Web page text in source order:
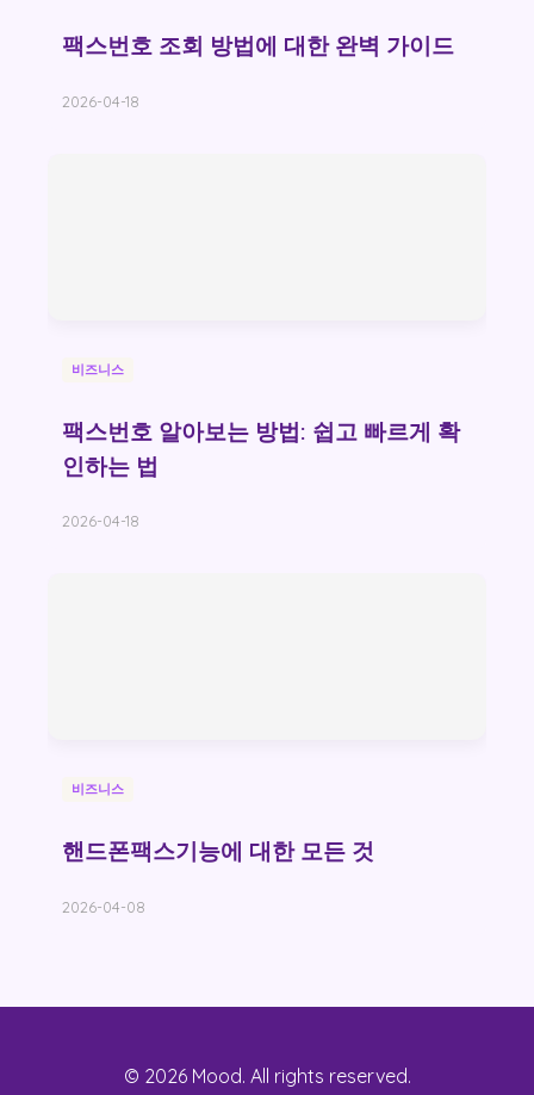
팩스번호 조회 방법에 대한 완벽 가이드
2026-04-18
비즈니스
팩스번호 알아보는 방법: 쉽고 빠르게 확
인하는 법
2026-04-18
비즈니스
핸드폰팩스기능에 대한 모든 것
2026-04-08
© 2026 Mood. All rights reserved.